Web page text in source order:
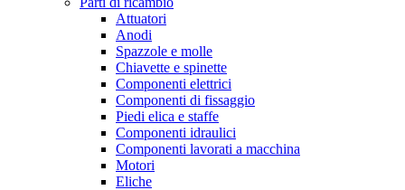
Attuatori
Anodi
Spazzole e molle
Chiavette e spinette
Componenti elettrici
Componenti di fissaggio
Piedi elica e staffe
Componenti idraulici
Componenti lavorati a macchina
Motori
Eliche